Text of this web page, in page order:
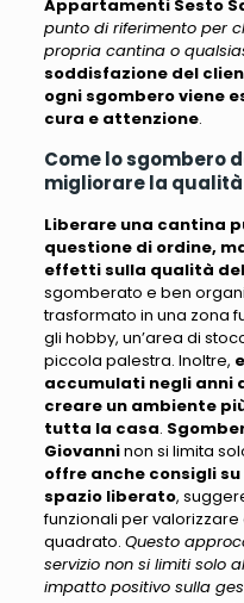
Appartamenti Sesto
punto di riferimento per
propria cantina o
soddisfazione del
ogni sgombero viene
cura e attenzione.
Come lo sgombero
migliorare la
Liberare una cantina
questione di ordine,
effetti sulla qualità
sgomberato e ben
trasformato in una zona
gli hobby, un’area di
piccola palestra. Inoltre,
accumulati negli anni
creare un ambiente
tutta la casa.
Giovanninon si limita
offre anche consigli
spazio liberato,
funzionali per
quadrato. Questo
servizio non si limiti solo
impatto positivo sulla